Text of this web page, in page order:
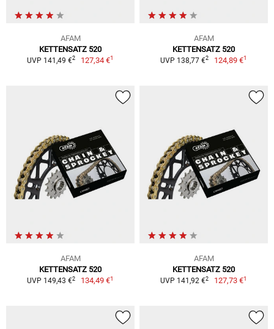
AFAM
KETTENSATZ 520
UVP 141,49 €2 127,34 €1
AFAM
KETTENSATZ 520
UVP 138,77 €2 124,89 €1
AFAM
KETTENSATZ 520
UVP 149,43 €2 134,49 €1
AFAM
KETTENSATZ 520
UVP 141,92 €2 127,73 €1